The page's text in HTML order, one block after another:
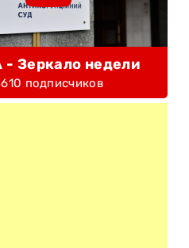
- Зеркало недели
подписчиков